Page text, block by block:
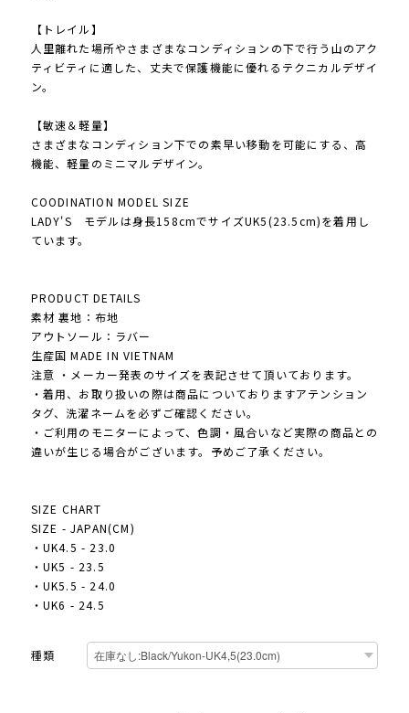
【トレイル】
人里離れた場所やさまざまなコンディションの下で行う山のアク
ティビティに適した、丈夫で保護機能に優れるテクニカルデザイ
ン。
【敏速＆軽量】
さまざまなコンディション下での素早い移動を可能にする、高
機能、軽量のミニマルデザイン。
COODINATION MODEL SIZE
LADY'S モデルは身長158cmでサイズUK5(23.5cm)を着用し
ています。
PRODUCT DETAILS
素材 裏地：布地
アウトソール：ラバー
生産国 MADE IN VIETNAM
注意 ・メーカー発表のサイズを表記させて頂いております。
・着用、お取り扱いの際は商品についておりますアテンション
タグ、洗濯ネームを必ずご確認ください。
・ご利用のモニターによって、色調・風合いなど実際の商品との
違いが生じる場合がございます。予めご了承ください。
SIZE CHART
SIZE - JAPAN(CM)
・UK4.5 - 23.0
・UK5 - 23.5
・UK5.5 - 24.0
・UK6 - 24.5
種類